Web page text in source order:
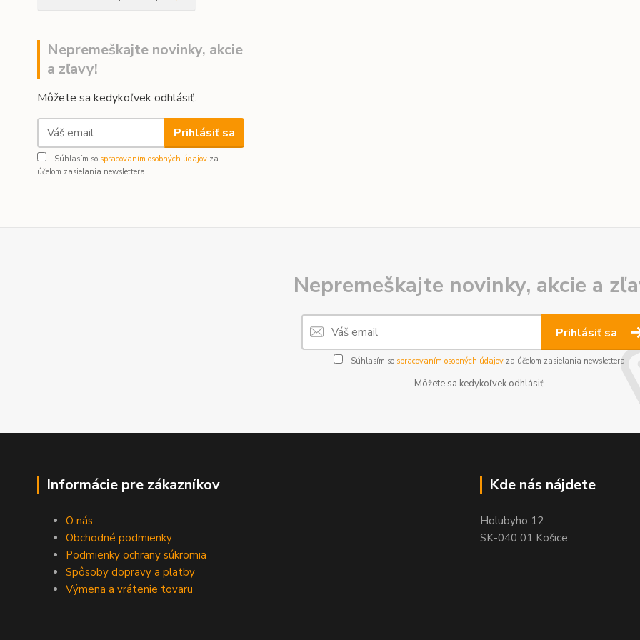
Nepremeškajte novinky, akcie
a zľavy!
Môžete sa kedykoľvek odhlásiť.
Prihlásiť sa
Súhlasím so spracovaním osobných údajov za
účelom zasielania newslettera.
Nepremeškajte novinky, akcie a
Prihlásiť sa
Súhlasím so spracovaním osobných údajovza účelom zasielania newslettera.
Môžete sa kedykoľvek odhlásiť.
Informácie pre zákazníkov
O nás
Obchodné podmienky
Podmienky ochrany súkromia
Spôsoby dopravy a platby
Výmena a vrátenie tovaru
Kde nás nájdete
Holubyho 12
SK-040 01 Košice